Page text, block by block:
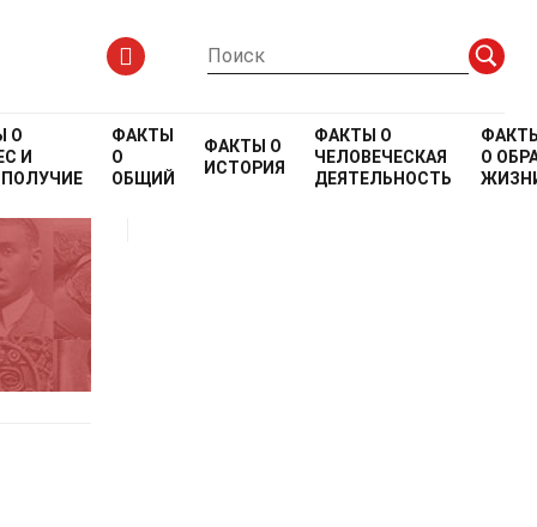
О
И
ФАКТЫ
О
ОБЩИЙ
ФАКТЫ О
ИСТОРИЯ
ФАКТЫ О
ЧЕЛОВЕЧЕСКАЯ
ДЕЯТЕЛЬНОСТЬ
О